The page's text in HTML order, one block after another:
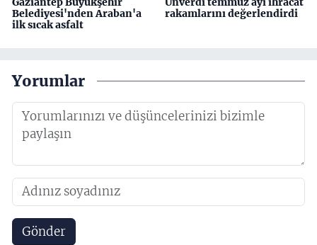
Belediyesi'nden Araban'a
ilk sıcak asfalt
rakamlarını değerlendirdi
Yorumlar
Gönder